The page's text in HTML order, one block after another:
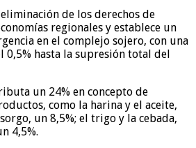
de los derechos de
regionales y establece un
en el complejo sojero, con una
0,5% hasta la supresión total del
un 24% en concepto de
como la harina y el aceite,
un 8,5%; el trigo y la cebada,
4,5%.